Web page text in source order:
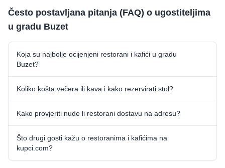
Često postavljana pitanja (FAQ) o ugostiteljima
u gradu Buzet
Koja su najbolje ocijenjeni restorani i kafići u gradu
Buzet?
Koliko košta večera ili kava i kako rezervirati stol?
Kako provjeriti nude li restorani dostavu na adresu?
Što drugi gosti kažu o restoranima i kafićima na
kupci.com?